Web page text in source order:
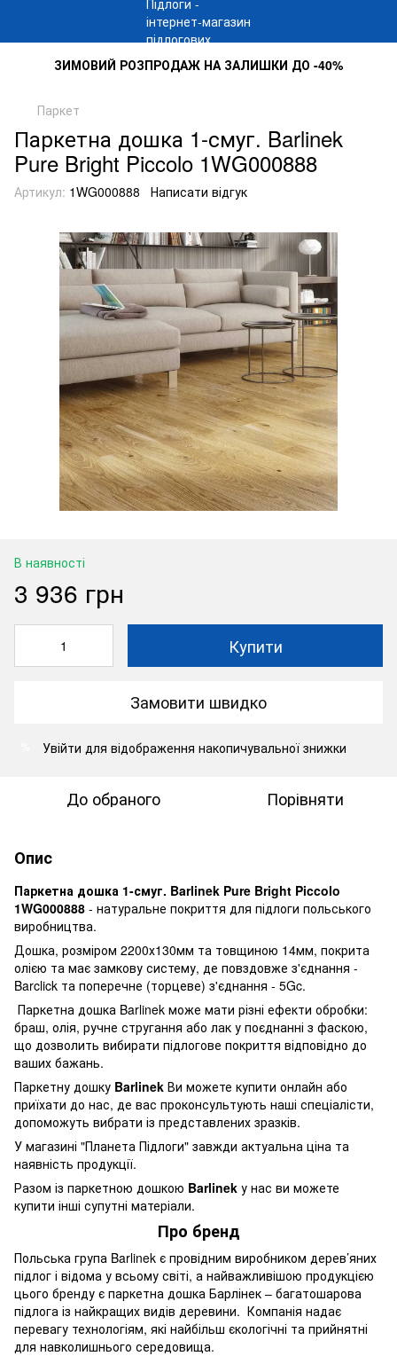
ЗИМОВИЙ РОЗПРОДАЖ НА ЗАЛИШКИ ДО -40%
Паркет
Паркетна дошка 1-смуг. Barlinek
Pure Bright Piccolo 1WG000888
Артикул: 1WG000888 Написати відгук
В наявності
3 936 грн
Купити
Замовити швидко
Увійти для відображення накопичувальної знижки
До обраного Порівняти
Опис
Паркетна дошка 1-смуг. Barlinek Pure Bright Piccolo
1WG000888 - натуральне покриття для підлоги польського
виробництва.
Дошка, розміром 2200х130мм та товщиною 14мм, покрита
олією та має замкову систему, де повздовже з'єднання -
Barclick та поперечне (торцеве) з'єднання - 5Gc.
Паркетна дошка Barlinek може мати різні ефекти обробки:
браш, олія, ручне стругання або лак у поєднанні з фаскою,
що дозволить вибирати підлогове покриття відповідно до
ваших бажань.
Паркетну дошку Barlinek Ви можете купити онлайн або
приїхати до нас, де вас проконсультують наші спеціалісти,
допоможуть вибрати із представлених зразків.
У магазині "Планета Підлоги" завжди актуальна ціна та
наявність продукції.
Разом із паркетною дошкою Barlinek у нас ви можете
купити інші супутні матеріали.
Про бренд
Польська група Barlinek є провідним виробником дерев’яних
підлог і відома у всьому світі, а найважливішою продукцією
цього бренду є паркетна дошка Барлінек – багатошарова
підлога із найкращих видів деревини. Компанія надає
перевагу технологіям, які найбільш єкологічні та прийнятні
для навколишнього середовища.